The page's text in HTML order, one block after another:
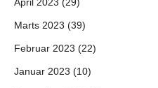
Marts 2023 (39)
Februar 2023 (22)
Januar 2023 (10)